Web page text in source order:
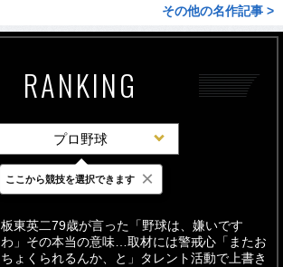
その他の名作記事 >
RANKING
プロ野球
最新 24時間 週間
板東英二79歳が言った「野球は、嫌いです
わ」その本当の意味…取材には警戒心「またお
ちょくられるんか、と」タレント活動で上書き
ここから競技を選択できます ×